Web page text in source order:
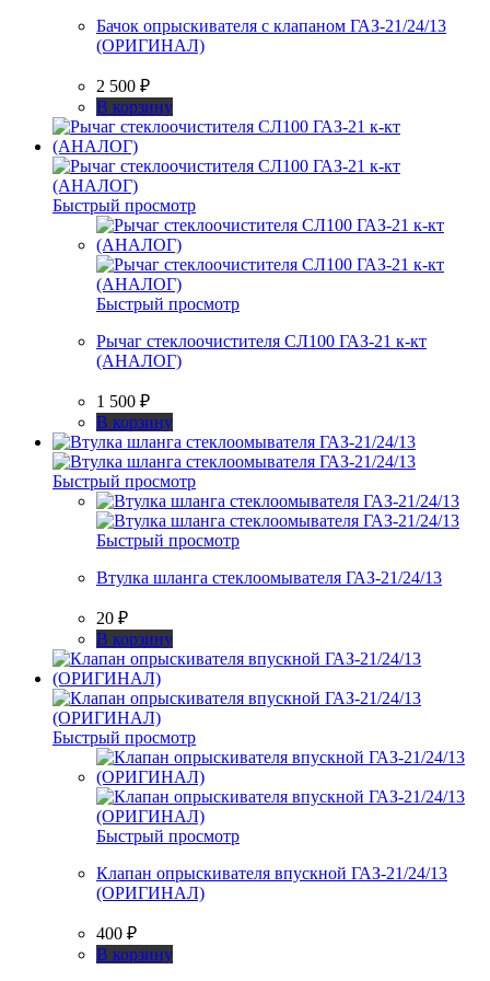
Бачок опрыскивателя с клапаном ГАЗ-21/24/13
(ОРИГИНАЛ)
2 500 ₽
В корзину
Быстрый просмотр
Быстрый просмотр
Рычаг стеклоочистителя СЛ100 ГАЗ-21 к-кт
(АНАЛОГ)
1 500 ₽
В корзину
Быстрый просмотр
Быстрый просмотр
Втулка шланга стеклоомывателя ГАЗ-21/24/13
20 ₽
В корзину
Быстрый просмотр
Быстрый просмотр
Клапан опрыскивателя впускной ГАЗ-21/24/13
(ОРИГИНАЛ)
400 ₽
В корзину